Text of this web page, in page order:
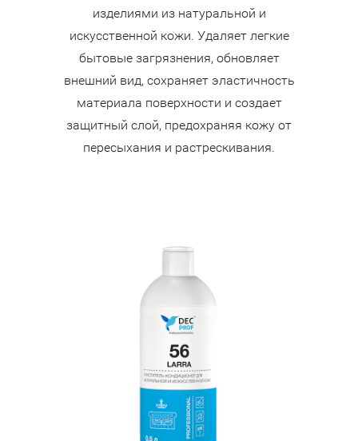
изделиями из натуральной и
искусственной кожи. Удаляет легкие
бытовые загрязнения, обновляет
внешний вид, сохраняет эластичность
материала поверхности и создает
защитный слой, предохраняя кожу от
пересыхания и растрескивания.